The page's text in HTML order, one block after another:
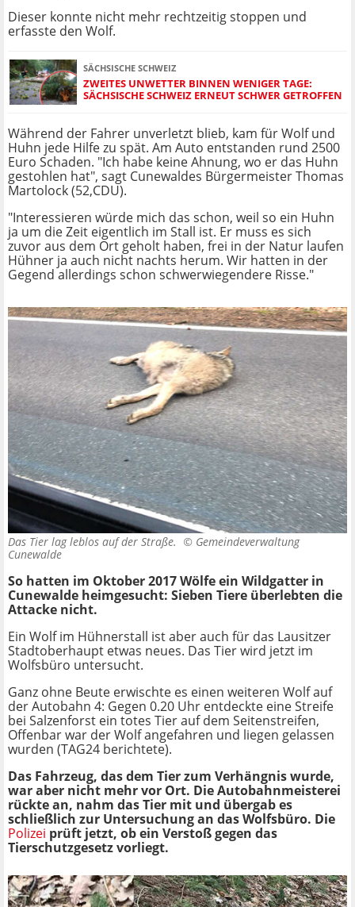
Dieser konnte nicht mehr rechtzeitig stoppen und
erfasste den Wolf.
SÄCHSISCHE SCHWEIZ
ZWEITES UNWETTER BINNEN WENIGER TAGE:
SÄCHSISCHE SCHWEIZ ERNEUT SCHWER GETROFFEN
Während der Fahrer unverletzt blieb, kam für Wolf und
Huhn jede Hilfe zu spät. Am Auto entstanden rund 2500
Euro Schaden. "Ich habe keine Ahnung, wo er das Huhn
gestohlen hat", sagt Cunewaldes Bürgermeister Thomas
Martolock (52,CDU).
"Interessieren würde mich das schon, weil so ein Huhn
ja um die Zeit eigentlich im Stall ist. Er muss es sich
zuvor aus dem Ort geholt haben, frei in der Natur laufen
Hühner ja auch nicht nachts herum. Wir hatten in der
Gegend allerdings schon schwerwiegendere Risse."
Das Tier lag leblos auf der Straße. © Gemeindeverwaltung
Cunewalde
So hatten im Oktober 2017 Wölfe ein Wildgatter in
Cunewalde heimgesucht: Sieben Tiere überlebten die
Attacke nicht.
Ein Wolf im Hühnerstall ist aber auch für das Lausitzer
Stadtoberhaupt etwas neues. Das Tier wird jetzt im
Wolfsbüro untersucht.
Ganz ohne Beute erwischte es einen weiteren Wolf auf
der Autobahn 4: Gegen 0.20 Uhr entdeckte eine Streife
bei Salzenforst ein totes Tier auf dem Seitenstreifen,
Offenbar war der Wolf angefahren und liegen gelassen
wurden (TAG24 berichtete).
Das Fahrzeug, das dem Tier zum Verhängnis wurde,
war aber nicht mehr vor Ort. Die Autobahnmeisterei
rückte an, nahm das Tier mit und übergab es
schließlich zur Untersuchung an das Wolfsbüro. Die
Polizei prüft jetzt, ob ein Verstoß gegen das
Tierschutzgesetz vorliegt.